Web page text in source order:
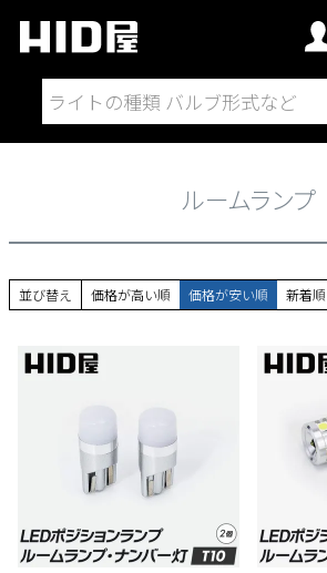
ルームランプ
並び替え 価格が高い順 価格が安い順 新着順